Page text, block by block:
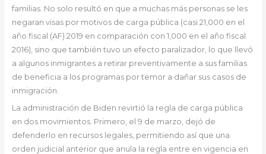
familias. No solo resultó en que a muchas más personas se les
negaran visas por motivos de carga pública (casi 21,000 en el
año fiscal (AF) 2019 en comparación con 1,000 en el año fiscal
2016), sino que también tuvo un efecto paralizador, lo que llevó
a algunos inmigrantes a retirar preventivamente a sus familias
de beneficia a los programas por temor a dañar sus casos de
inmigración.
La administración de Biden revirtió la regla de carga pública
en dos movimientos. Primero, el 9 de marzo, dejó de
defenderlo en recursos legales, permitiendo así que una
orden judicial anterior que anula la regla entre en vigencia en